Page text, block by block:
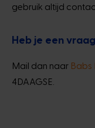
gebruik altijd
Heb je een
Mail dan naar Babs
4DAAGSE.